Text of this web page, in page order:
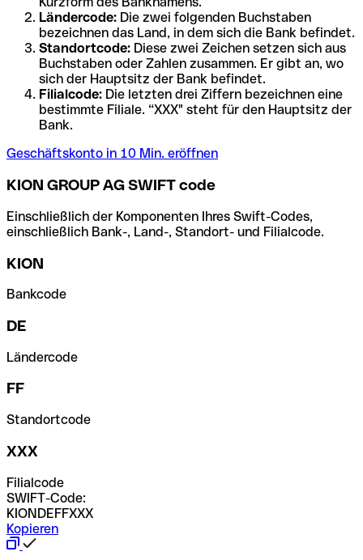
Ländercode: Die zwei folgenden Buchstaben
bezeichnen das Land, in dem sich die Bank befindet.
Standortcode: Diese zwei Zeichen setzen sich aus
Buchstaben oder Zahlen zusammen. Er gibt an, wo
sich der Hauptsitz der Bank befindet.
Filialcode: Die letzten drei Ziffern bezeichnen eine
bestimmte Filiale. “XXX" steht für den Hauptsitz der
Bank.
Geschäftskonto in 10 Min. eröffnen
KION GROUP AG SWIFT code
Einschließlich der Komponenten Ihres Swift-Codes,
einschließlich Bank-, Land-, Standort- und Filialcode.
KION
Bankcode
DE
Ländercode
FF
Standortcode
XXX
Filialcode
SWIFT-Code:
KIONDEFFXXX
Kopieren